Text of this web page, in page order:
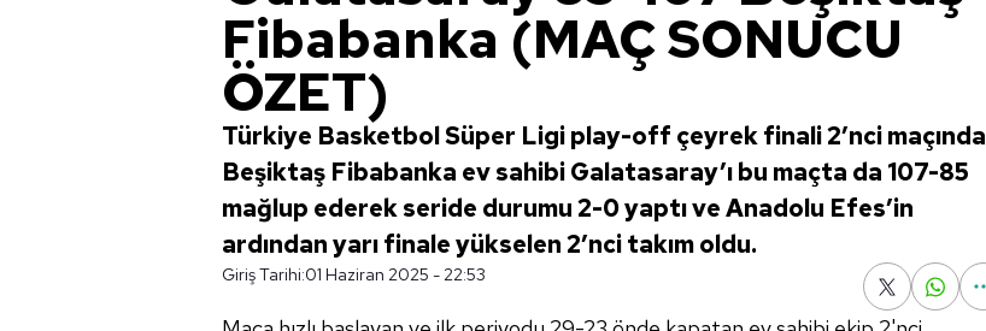
Fibabanka (MAÇ SONUCU
ÖZET)
Türkiye Basketbol Süper Ligi play-off çeyrek finali 2’nci maçında
Beşiktaş Fibabanka ev sahibi Galatasaray’ı bu maçta da 107-85
mağlup ederek seride durumu 2-0 yaptı ve Anadolu Efes’in
ardından yarı finale yükselen 2’nci takım oldu.
Giriş Tarihi:01 Haziran 2025 - 22:53